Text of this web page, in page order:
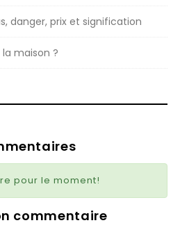
danger, prix et signification
maison ?
pour le moment!
commentaire